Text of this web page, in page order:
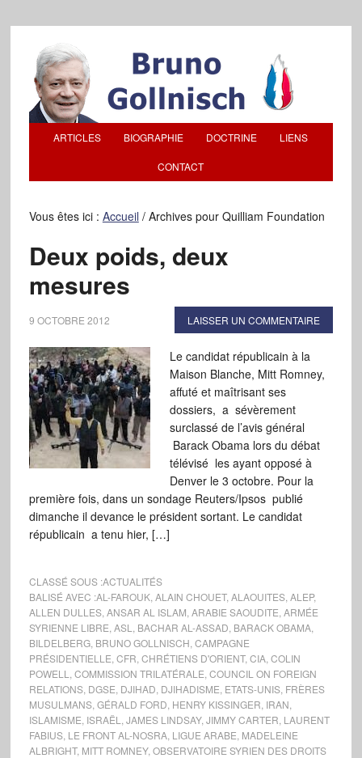
ARTICLES BIOGRAPHIE DOCTRINE LIENS
CONTACT
Vous êtes ici : Accueil /Archives pour Quilliam Foundation
Deux poids, deux
mesures
9 OCTOBRE 2012 LAISSER UN COMMENTAIRE
Le candidat républicain à la
Maison Blanche, Mitt Romney,
affuté et maîtrisant ses
dossiers, a sévèrement
surclassé de l’avis général
Barack Obama lors du débat
télévisé les ayant opposé à
Denver le 3 octobre. Pour la
première fois, dans un sondage Reuters/Ipsos publié
dimanche il devance le président sortant. Le candidat
républicain a tenu hier, […]
CLASSÉ SOUS :ACTUALITÉS
BALISÉ AVEC :AL-FAROUK, ALAIN CHOUET, ALAOUITES, ALEP,
ALLEN DULLES, ANSAR AL ISLAM ARABIE SAOUDITE ARMÉE
SYRIENNE LIBRE ASL BACHAR AL-ASSAD BARACK OBAMA,
BILDELBERG, BRUNO GOLLNISCH CAMPAGNE
PRÉSIDENTIELLE CFR CHRÉTIENS D'ORIENT, CIA, COLIN
POWELL
COMMISSION TRILATÉRALE COUNCIL ON FOREIGN
RELATIONS, DGSE DJIHAD DJIHADISME ETATS-UNIS, FRÈRES
MUSULMANS, GÉRALD FORD HENRY KISSINGER IRAN
ISLAMISME ISRAËL JAMES LINDSAY, JIMMY CARTER LAURENT
FABIUS, LE FRONT AL-NOSRA, LIGUE ARABE MADELEINE
ALBRIGHT, MITT ROMNEY, OBSERVATOIRE SYRIEN DES DROITS